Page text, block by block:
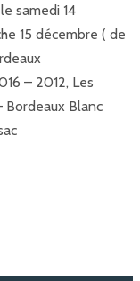
samedi 14
15 décembre ( de
– 2012, Les
Bordeaux Blanc